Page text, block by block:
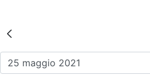
Risultati della